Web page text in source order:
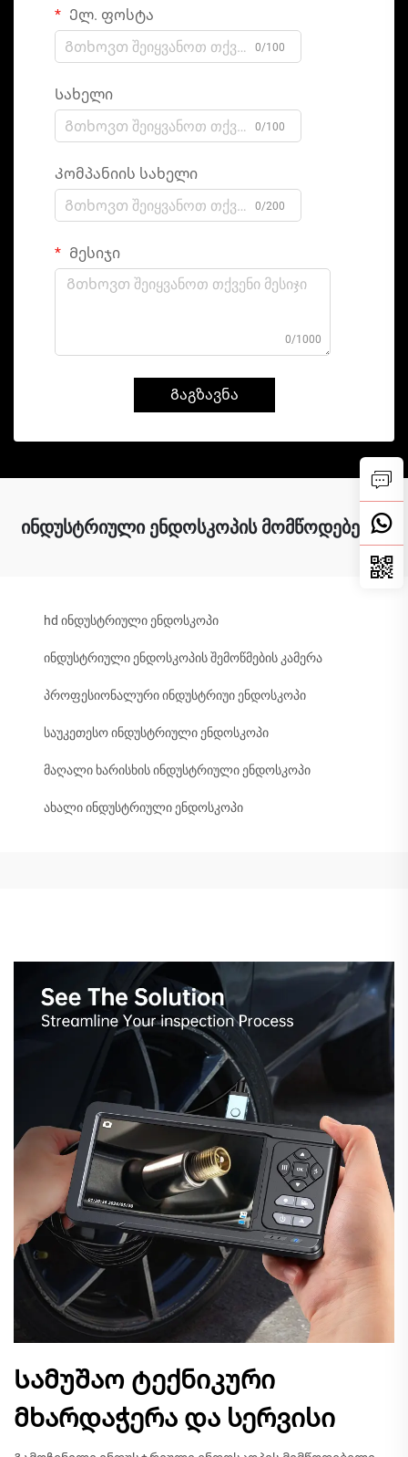
Ელ. ფოსტა
0/100
Სახელი
0/100
Კომპანიის სახელი
0/200
Მესიჯი
0/1000
Გაგზავნა
ინდუსტრიული ენდოსკოპის მომწოდებელი
hd ინდუსტრიული ენდოსკოპი
ინდუსტრიული ენდოსკოპის შემოწმების კამერა
პროფესიონალური ინდუსტრიუი ენდოსკოპი
საუკეთესო ინდუსტრიული ენდოსკოპი
მაღალი ხარისხის ინდუსტრიული ენდოსკოპი
ახალი ინდუსტრიული ენდოსკოპი
Სამუშაო ტექნიკური
მხარდაჭერა და სერვისი